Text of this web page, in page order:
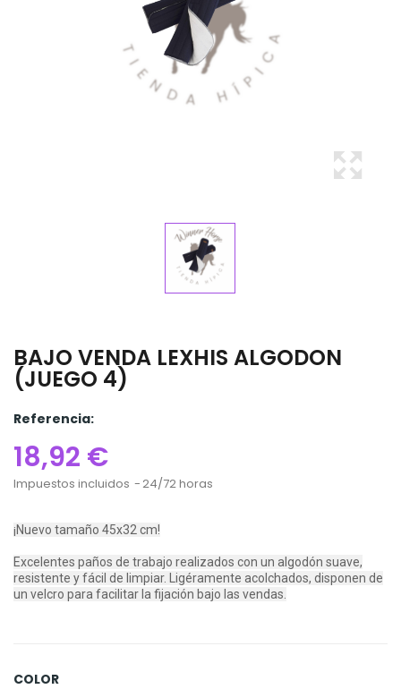
BAJO VENDA LEXHIS ALGODON
(JUEGO 4)
Referencia:
18,92 €
Impuestos incluidos 24/72 horas
¡Nuevo tamaño 45x32 cm!
Excelentes paños de trabajo realizados con un algodón suave,
resistente y fácil de limpiar. Ligéramente acolchados, disponen de
un velcro para facilitar la fijación bajo las vendas.
COLOR